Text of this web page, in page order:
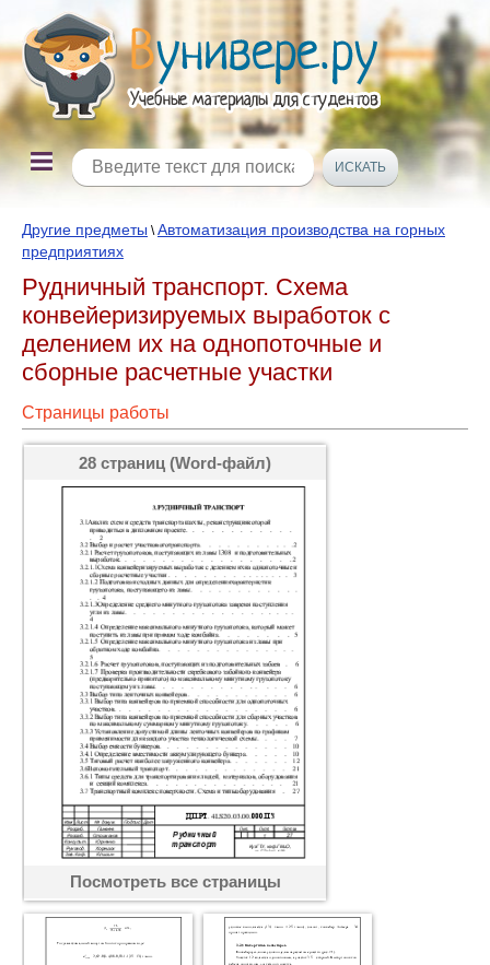
Другие предметы \Автоматизация производства на горных
предприятиях
Рудничный транспорт. Схема
конвейеризируемых выработок с
делением их на однопоточные и
сборные расчетные участки
Страницы работы
28 страниц (Word-файл)
Посмотреть все страницы